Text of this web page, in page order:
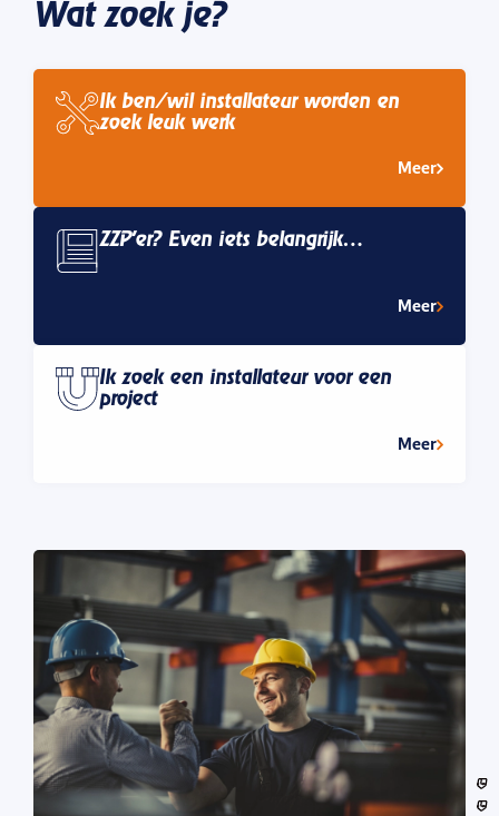
Wat zoek je?
Ik ben/wil installateur worden en
zoek leuk werk
Meer
ZZP’er? Even iets belangrijk…
Meer
Ik zoek een installateur voor een
project
Meer